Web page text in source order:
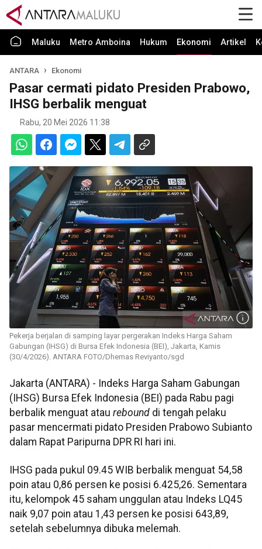
Maluku Metro Amboina Hukum Ekonomi Artikel
ANTARA Ekonomi
Pasar cermati pidato Presiden Prabowo,
IHSG berbalik menguat
Rabu, 20 Mei 2026 11:38
Pekerja berjalan di samping layar pergerakan Indeks Harga Saham
Gabungan (IHSG) di Bursa Efek Indonesia (BEI), Jakarta, Kamis
(30/4/2026). ANTARA FOTO/Dhemas Reviyanto/sgd
Jakarta (ANTARA) - Indeks Harga Saham Gabungan
(IHSG) Bursa Efek Indonesia (BEI) pada Rabu pagi
berbalik menguat atau rebound di tengah pelaku
pasar mencermati pidato Presiden Prabowo Subianto
dalam Rapat Paripurna DPR RI hari ini.
IHSG pada pukul 09.45 WIB berbalik menguat 54,58
poin atau 0,86 persen ke posisi 6.425,26. Sementara
itu, kelompok 45 saham unggulan atau Indeks LQ45
naik 9,07 poin atau 1,43 persen ke posisi 643,89,
setelah sebelumnya dibuka melemah.